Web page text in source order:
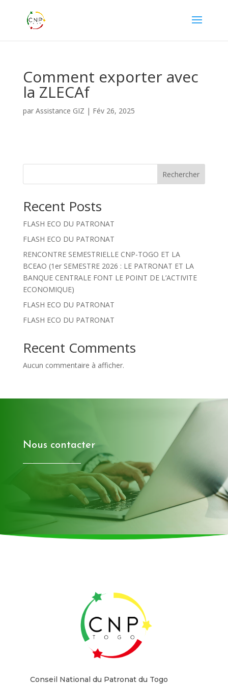
Comment exporter avec
la ZLECAf
par Assistance GIZ | Fév 26, 2025
Rechercher
Recent Posts
FLASH ECO DU PATRONAT
FLASH ECO DU PATRONAT
RENCONTRE SEMESTRIELLE CNP-TOGO ET LA
BCEAO (1er SEMESTRE 2026 : LE PATRONAT ET LA
BANQUE CENTRALE FONT LE POINT DE L’ACTIVITE
ECONOMIQUE)
FLASH ECO DU PATRONAT
FLASH ECO DU PATRONAT
Recent Comments
Aucun commentaire à afficher.
Nous contacter
Conseil National du Patronat du Togo